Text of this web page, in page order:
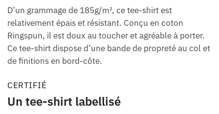
D’un grammage de 185g/m², ce tee-shirt est
relativement épais et résistant. Conçu en coton
Ringspun, il est doux au toucher et agréable à porter.
Ce tee-shirt dispose d’une bande de propreté au col et
de finitions en bord-côte.
CERTIFIÉ
Un tee-shirt labellisé